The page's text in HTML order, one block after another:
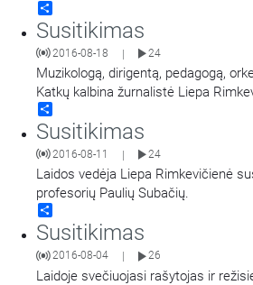
Ateizmas kaip asmeninis
autore Nerija Putinaite.
Susitikimas
2016-08-18 | 24
Muzikologą, dirigentą, pedagogą,
Katkų kalbina žurnalistė Liepa
pašnekovas dalijasi savo mintimis
meilę, tikėjimą ir kūrybą.
Susitikimas
2016-08-11 | 24
Laidos vedėja Liepa Rimkevičienė
profesorių Paulių Subačių.
Susitikimas
2016-08-04 26
Laidoje svečiuojasi rašytojas ir